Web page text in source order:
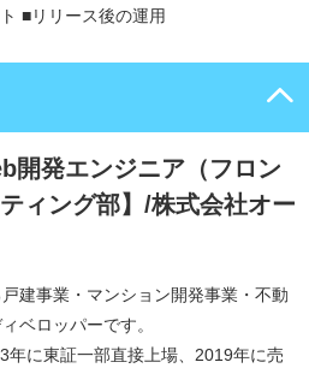
■リリース後の運用
開発エンジニア（フロン
ィング部】/株式会社オー
建事業・マンション開発事業・不動
ベロッパーです。
年に東証一部直接上場、2019年に売